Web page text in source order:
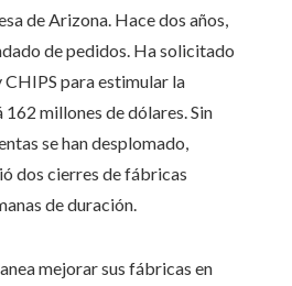
de Arizona. Hace dos años,
de pedidos. Ha solicitado
para estimular la
millones de dólares. Sin
se han desplomado,
dos cierres de fábricas
de duración.
mejorar sus fábricas en